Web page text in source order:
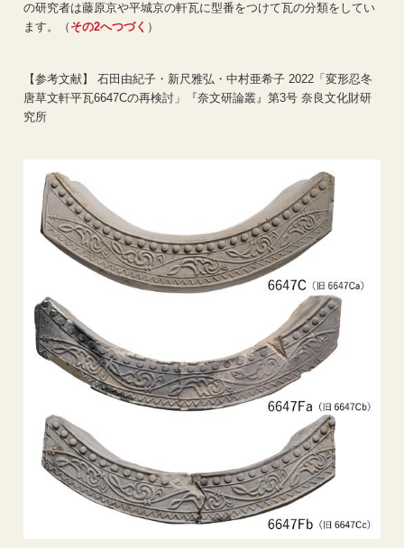
の研究者は藤原京や平城京の軒瓦に型番をつけて瓦の分類をしてい
ます。
（ その2へつづく ）
【参考文献】 石田由紀子・新尺雅弘・中村亜希子 2022「変形忍冬
唐草文軒平瓦6647Cの再検討」『奈文研論叢』第3号 奈良文化財研
究所